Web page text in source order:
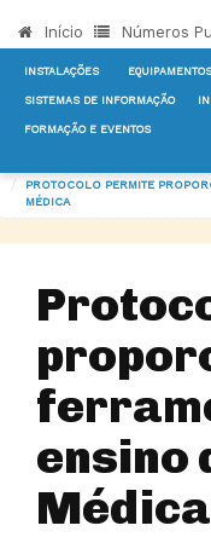
Início Números
INSTALAÇÕES
SISTEMAS DE INFORMAÇÃO
FORMAÇÃO E EVENTOS
PROTOCOLO PERMITE
MÉDICA
ensino
Médica